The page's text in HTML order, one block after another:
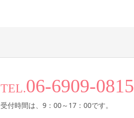
TEL.06-6909-0815
受付時間は、9：00～17：00です。